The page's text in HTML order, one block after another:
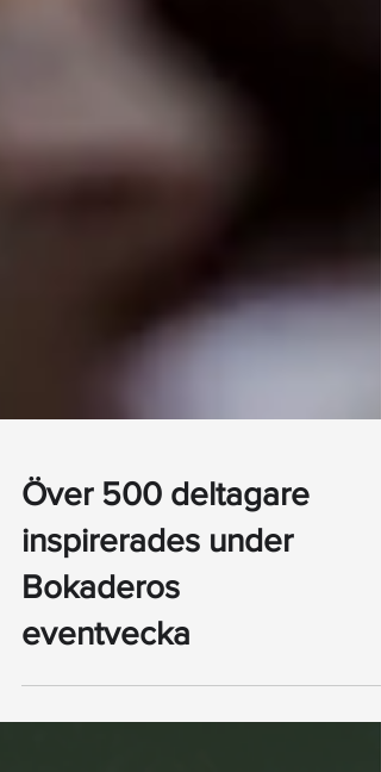
Över 500 deltagare
inspirerades under
Bokaderos
eventvecka